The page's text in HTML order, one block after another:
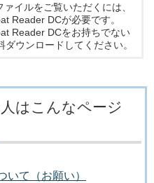
ァイルをご覧いただくには、
Reader DCが必要です。
Reader DCをお持ちでない
ウンロードしてください。
はこんなページ
いて（お願い）